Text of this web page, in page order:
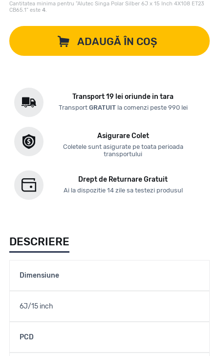
Cantitatea minima pentru "Alutec Singa Polar Silber 6J x 15 Inch 4X108 ET23
CB65.1" este 4.
ADAUGĂ ÎN COȘ
Transport 19 lei oriunde in tara
Transport GRATUITla comenzi peste 990 lei
Asigurare Colet
Coletele sunt asigurate pe toata perioada
transportului
Drept de Returnare Gratuit
Ai la dispozitie 14 zile sa testezi produsul
DESCRIERE
Dimensiune
6J/15 inch
PCD